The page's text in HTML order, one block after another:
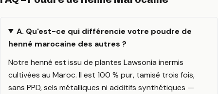
A. Qu'est-ce qui différencie votre poudre de
henné marocaine des autres ?
Notre henné est issu de plantes Lawsonia inermis
cultivées au Maroc. Il est 100 % pur, tamisé trois fois,
sans PPD, sels métalliques ni additifs synthétiques —